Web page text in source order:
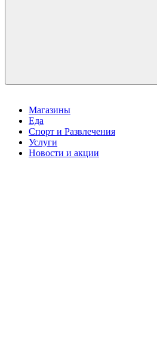
Магазины
Еда
Спорт и Развлечения
Услуги
Новости и акции